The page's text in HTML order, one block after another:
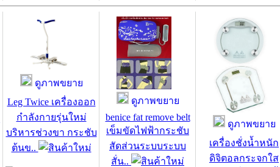
ดูภาพขยาย
Leg Twice เครื่องออก
กำลังกายรุ่นใหม่
บริหารช่วงขา กระชับ
ต้นข..
ดูภาพขยาย
benice fat remove belt
เข็มขัดไฟฟ้ากระชับ
สัดส่วนระบบระบบ
สั่น..
ดูภาพขยาย
เครื่องชั่งน้ำหนัก
ดิจิตอลกระจกใส